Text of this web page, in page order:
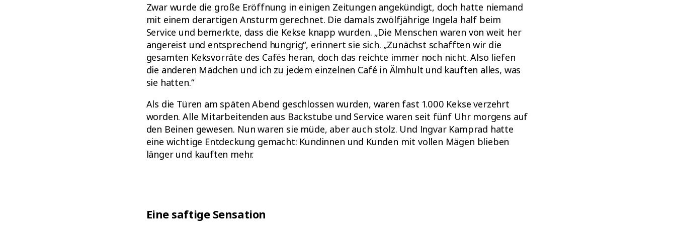
Zwar wurde die große Eröffnung in einigen Zeitungen angekündigt, doch hatte niemand
mit einem derartigen Ansturm gerechnet. Die damals zwölfjährige Ingela half beim
Service und bemerkte, dass die Kekse knapp wurden. „Die Menschen waren von weit her
angereist und entsprechend hungrig“, erinnert sie sich. „Zunächst schafften wir die
gesamten Keksvorräte des Cafés heran, doch das reichte immer noch nicht. Also liefen
die anderen Mädchen und ich zu jedem einzelnen Café in Älmhult und kauften alles, was
sie hatten.“
Als die Türen am späten Abend geschlossen wurden, waren fast 1.000 Kekse verzehrt
worden. Alle Mitarbeitenden aus Backstube und Service waren seit fünf Uhr morgens auf
den Beinen gewesen. Nun waren sie müde, aber auch stolz. Und Ingvar Kamprad hatte
eine wichtige Entdeckung gemacht: Kundinnen und Kunden mit vollen Mägen blieben
länger und kauften mehr.
Eine saftige Sensation